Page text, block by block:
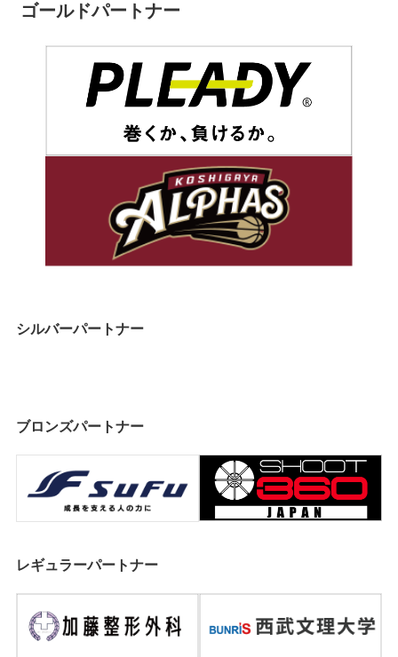
ゴールドパートナー
シルバーパートナー
ブロンズパートナー
レギュラーパートナー